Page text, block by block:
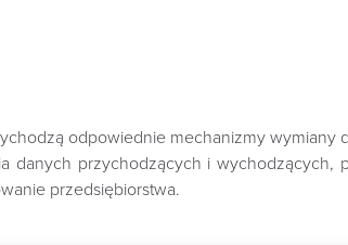
odpowiednie mechanizmy wymiany
danych przychodzących i wychodzących,
przedsiębiorstwa.